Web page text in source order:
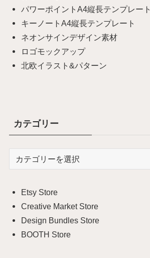
パワーポイントA4縦長テンプレート
キーノートA4縦長テンプレート
ネオンサインデザイン素材
ロゴモックアップ
北欧イラスト&パターン
カテゴリー
リ
ー
Etsy Store
Creative Market Store
Design Bundles Store
BOOTH Store